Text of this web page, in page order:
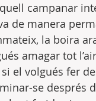
campanar
de manera
la boira
amagar tot
el volgués fer
se després